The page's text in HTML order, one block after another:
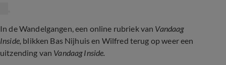
In de Wandelgangen, een online rubriek van Vandaag
Inside, blikken Bas Nijhuis en Wilfred terug op weer een
uitzending van Vandaag Inside.